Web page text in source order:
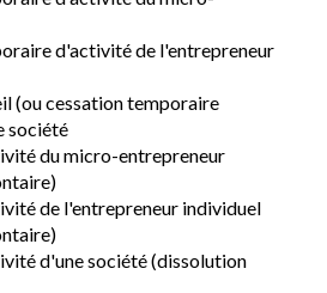
d'activité de l'entrepreneur
(ou cessation temporaire
société
du micro-entrepreneur
de l'entrepreneur individuel
d'une société (dissolution